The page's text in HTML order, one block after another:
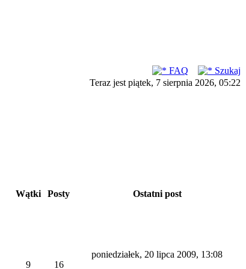
FAQ
Szukaj
Teraz jest piątek, 7 sierpnia 2026, 05:22
Wątki Posty Ostatni post
9 16
poniedziałek, 20 lipca 2009, 13:08